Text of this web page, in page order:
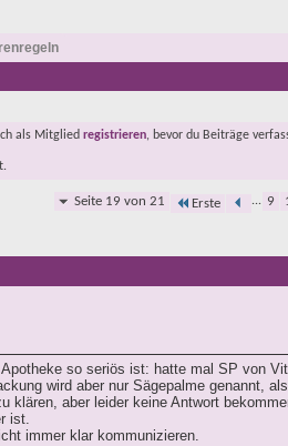
als Mitglied registrieren, bevor du Beiträge
Seite 19 von 21 Erste ... 9
so seriös ist: hatte mal SP von
wird aber nur Sägepalme genannt,
klären, aber leider keine Antwort
ist.
immer klar kommunizieren.